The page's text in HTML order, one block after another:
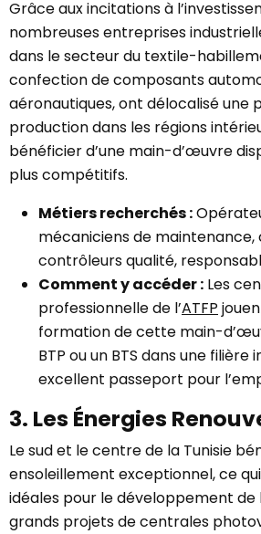
Grâce aux incitations à
nombreuses entreprises
dans le secteur du textile-
confection de composants
aéronautiques, ont délocalisé une
production dans les régions
bénéficier d’une main-d’œuvre
plus compétitifs.
Métiers recherchés :
mécaniciens de maintenance,
contrôleurs qualité,
Comment y accéder : Les
professionnelle de l’ATFP
formation de cette main-
BTP ou un BTS dans une filière
excellent passeport pour
3. Les Énergies
Le sud et le centre de la Tunisie
ensoleillement exceptionnel, ce
idéales pour le développement de
grands projets de centrales